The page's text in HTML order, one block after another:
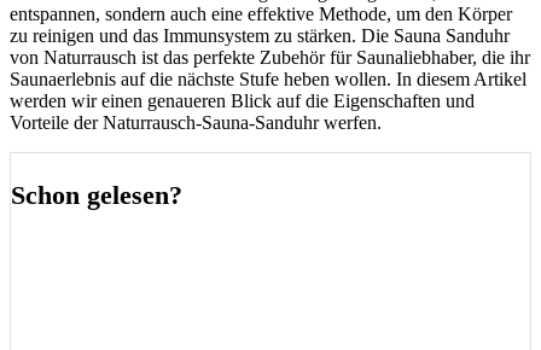
entspannen, sondern auch eine effektive Methode, um den Körper
zu reinigen und das Immunsystem zu stärken. Die Sauna Sanduhr
von Naturrausch ist das perfekte Zubehör für Saunaliebhaber, die ihr
Saunaerlebnis auf die nächste Stufe heben wollen. In diesem Artikel
werden wir einen genaueren Blick auf die Eigenschaften und
Vorteile der Naturrausch-Sauna-Sanduhr werfen.
Schon gelesen?